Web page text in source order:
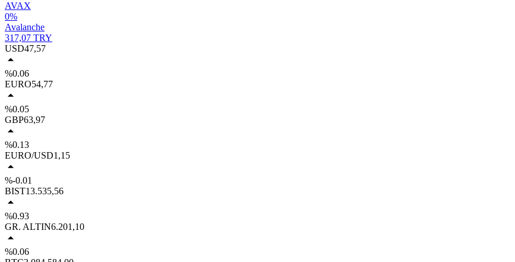
AVAX
0%
Avalanche
317,07 TRY
USD47,57
%0.06
EURO54,77
%0.05
GBP63,97
%0.13
EURO/USD1,15
%-0.01
BIST13.535,56
%0.93
GR. ALTIN6.201,10
%0.06